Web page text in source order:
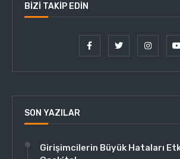
BIZI TAKIP EDIN
SON YAZILAR
Girişimcilerin Büyük Hataları